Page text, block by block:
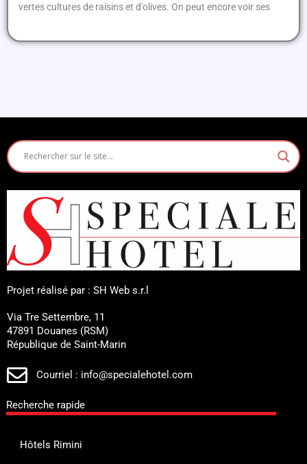
vertes cultures de raisins et d'olives. On peut encore voir ses
Projet réalisé par : SH Web s.r.l
Via Tre Settembre, 11
47891 Douanes (RSM)
République de Saint-Marin
Courriel : info@specialehotel.com
Recherche rapide
Hôtels Rimini